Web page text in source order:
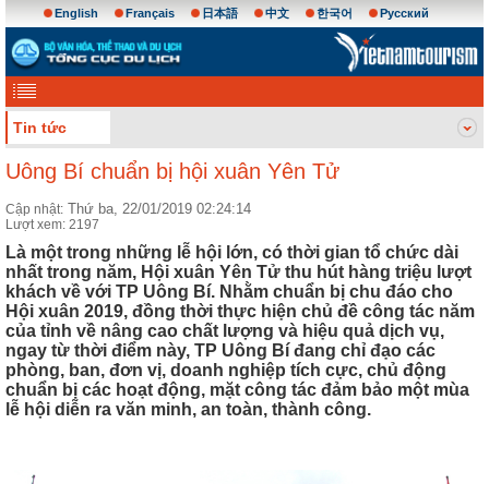
English Français 日本語 中文 한국어 Русский
Tin tức
Uông Bí chuẩn bị hội xuân Yên Tử
Cập nhật: Thứ ba, 22/01/2019 02:24:14
Lượt xem: 2197
Là một trong những lễ hội lớn, có thời gian tổ chức dài
nhất trong năm, Hội xuân Yên Tử thu hút hàng triệu lượt
khách về với TP Uông Bí. Nhằm chuẩn bị chu đáo cho
Hội xuân 2019, đồng thời thực hiện chủ đề công tác năm
của tỉnh về nâng cao chất lượng và hiệu quả dịch vụ,
ngay từ thời điểm này, TP Uông Bí đang chỉ đạo các
phòng, ban, đơn vị, doanh nghiệp tích cực, chủ động
chuẩn bị các hoạt động, mặt công tác đảm bảo một mùa
lễ hội diễn ra văn minh, an toàn, thành công.